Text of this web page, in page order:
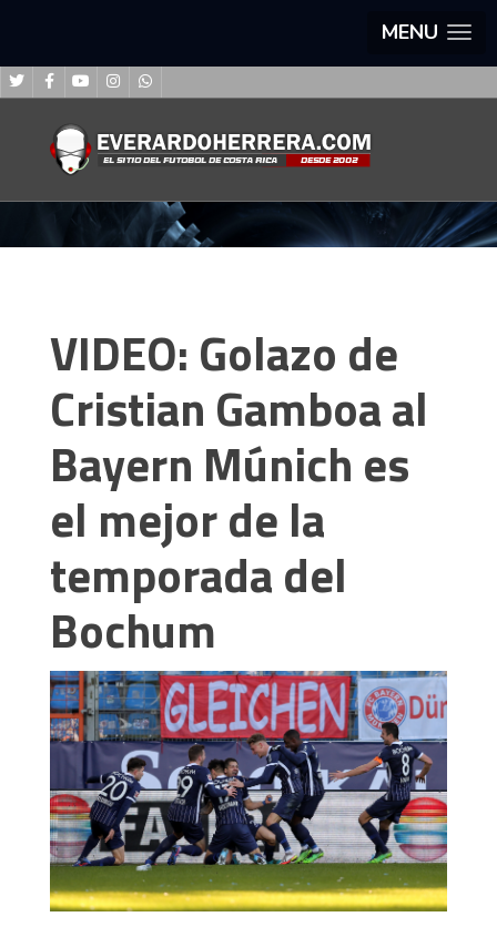
MENU
VIDEO: Golazo de
Cristian Gamboa al
Bayern Múnich es
el mejor de la
temporada del
Bochum